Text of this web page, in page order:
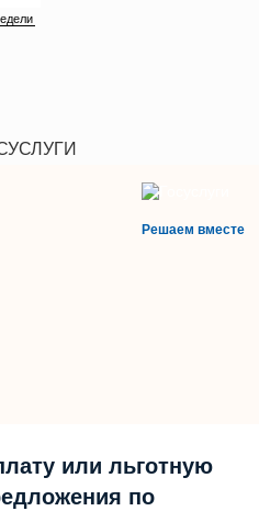
Решаем вместе
или льготную
по